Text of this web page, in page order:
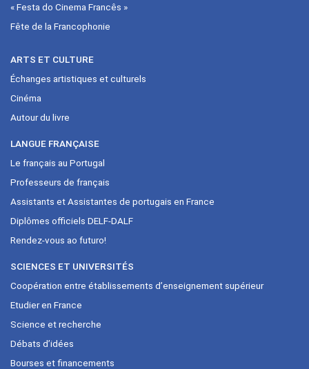
« Festa do Cinema Francês »
Fête de la Francophonie
ARTS ET CULTURE
Échanges artistiques et culturels
Cinéma
Autour du livre
LANGUE FRANÇAISE
Le français au Portugal
Professeurs de français
Assistants et Assistantes de portugais en France
Diplômes officiels DELF-DALF
Rendez-vous ao futuro!
SCIENCES ET UNIVERSITÉS
Coopération entre établissements d’enseignement supérieur
Etudier en France
Science et recherche
Débats d’idées
Bourses et financements